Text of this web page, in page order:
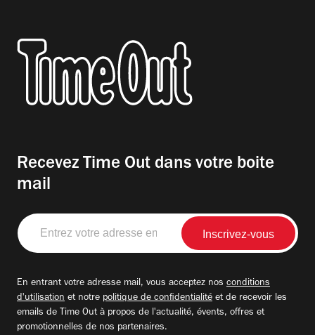
Recevez Time Out dans votre boite
mail
Entrez
votre
adresse
En entrant votre adresse mail, vous acceptez nos conditions
d'utilisation et notre politique de confidentialité et de recevoir les
emails de Time Out à propos de l'actualité, évents, offres et
promotionnelles de nos partenaires.